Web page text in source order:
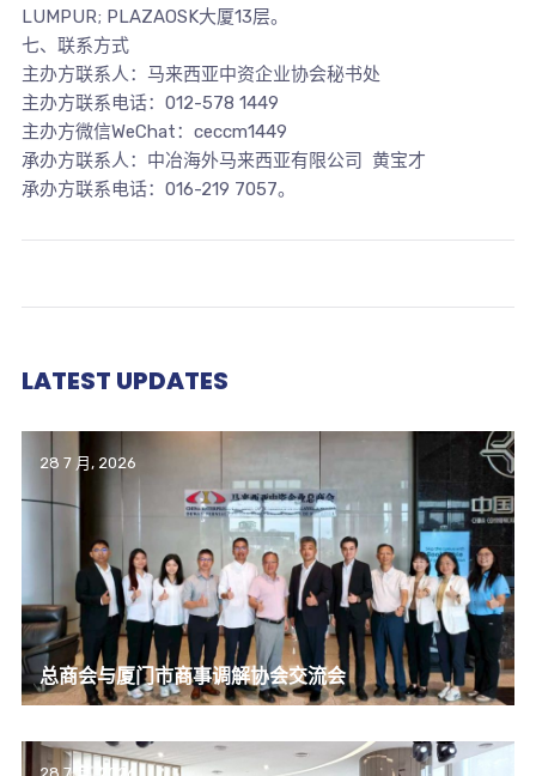
LUMPUR; PLAZAOSK大厦13层。
七、联系方式
主办方联系人：马来西亚中资企业协会秘书处
主办方联系电话：012-578 1449
主办方微信WeChat：ceccm1449
承办方联系人：中冶海外马来西亚有限公司 黄宝才
承办方联系电话：016-219 7057。
LATEST UPDATES
28 7 月, 2026
总商会与厦门市商事调解协会交流会